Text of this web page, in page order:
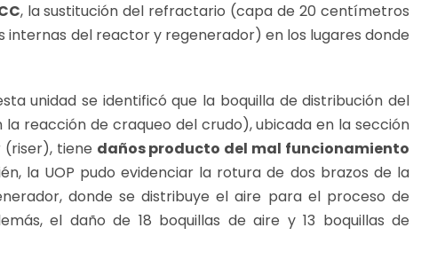
, la sustitución del refractario (capa de 20 centímetros
internas del reactor y regenerador) en los lugares donde
unidad se identificó que la boquilla de distribución del
reacción de craqueo del crudo), ubicada en la sección
(riser), tiene daños producto del mal funcionamiento
la UOP pudo evidenciar la rotura de dos brazos de la
donde se distribuye el aire para el proceso de
el daño de 18 boquillas de aire y 13 boquillas de